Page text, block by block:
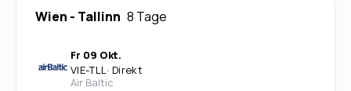
Wien - Tallinn 8 Tage
Fr 09 Okt.
VIE-TLL· Direkt
Air Baltic